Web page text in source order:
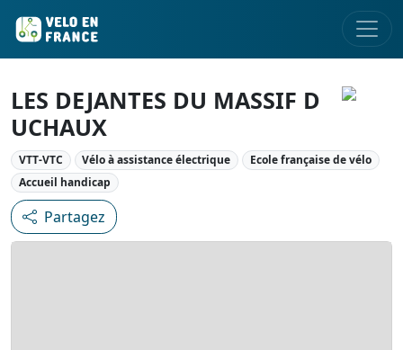
LES DEJANTES DU MASSIF D
UCHAUX
VTT-VTC Vélo à assistance électrique
Ecole française de vélo
Accueil handicap
Partagez